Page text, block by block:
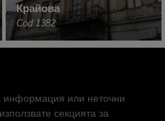
Крайова
Cod 1382
информация или неточни
секцията за